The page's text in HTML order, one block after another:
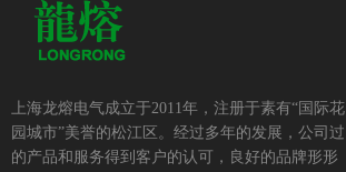
上海龙熔电气成立于2011年，注册于素有“国际花
园城市”美誉的松江区。经过多年的发展，公司过
的产品和服务得到客户的认可，良好的品牌形形